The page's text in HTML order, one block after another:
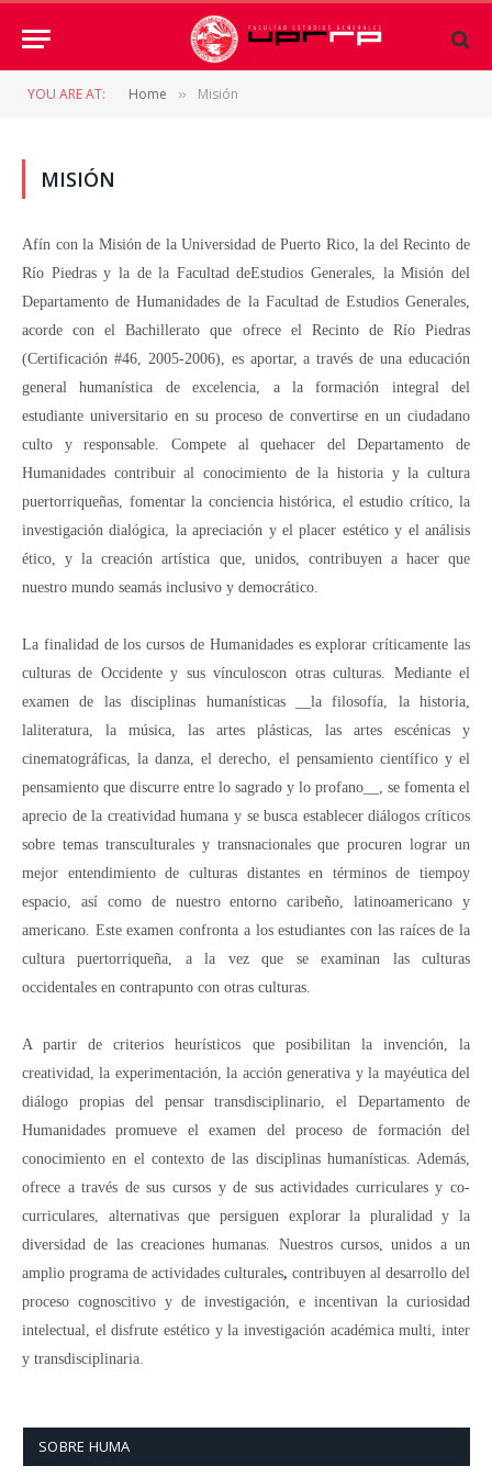
YOU ARE AT: Home » Misión
MISIÓN
Afín con la Misión de la Universidad de Puerto Rico, la del Recinto de
Río Piedras y la de la Facultad deEstudios Generales, la Misión del
Departamento de Humanidades de la Facultad de Estudios Generales,
acorde con el Bachillerato que ofrece el Recinto de Río Piedras
(Certificación #46, 2005-2006), es aportar, a través de una educación
general humanística de excelencia, a la formación integral del
estudiante universitario en su proceso de convertirse en un ciudadano
culto y responsable. Compete al quehacer del Departamento de
Humanidades contribuir al conocimiento de la historia y la cultura
puertorriqueñas, fomentar la conciencia histórica, el estudio crítico, la
investigación dialógica, la apreciación y el placer estético y el análisis
ético, y la creación artística que, unidos, contribuyen a hacer que
nuestro mundo seamás inclusivo y democrático.
La finalidad de los cursos de Humanidades es explorar críticamente las
culturas de Occidente y sus vínculoscon otras culturas. Mediante el
examen de las disciplinas humanísticas __la filosofía, la historia,
laliteratura, la música, las artes plásticas, las artes escénicas y
cinematográficas, la danza, el derecho, el pensamiento científico y el
pensamiento que discurre entre lo sagrado y lo profano__, se fomenta el
aprecio de la creatividad humana y se busca establecer diálogos críticos
sobre temas transculturales y transnacionales que procuren lograr un
mejor entendimiento de culturas distantes en términos de tiempoy
espacio, así como de nuestro entorno caribeño, latinoamericano y
americano. Este examen confronta a los estudiantes con las raíces de la
cultura puertorriqueña, a la vez que se examinan las culturas
occidentales en contrapunto con otras culturas.
A partir de criterios heurísticos que posibilitan la invención, la
creatividad, la experimentación, la acción generativa y la mayéutica del
diálogo propias del pensar transdisciplinario, el Departamento de
Humanidades promueve el examen del proceso de formación del
conocimiento en el contexto de las disciplinas humanísticas. Además,
ofrece a través de sus cursos y de sus actividades curriculares y co-
curriculares, alternativas que persiguen explorar la pluralidad y la
diversidad de las creaciones humanas. Nuestros cursos, unidos a un
amplio programa de actividades culturales, contribuyen al desarrollo del
proceso cognoscitivo y de investigación, e incentivan la curiosidad
intelectual, el disfrute estético y la investigación académica multi, inter
y transdisciplinaria.
SOBRE HUMA